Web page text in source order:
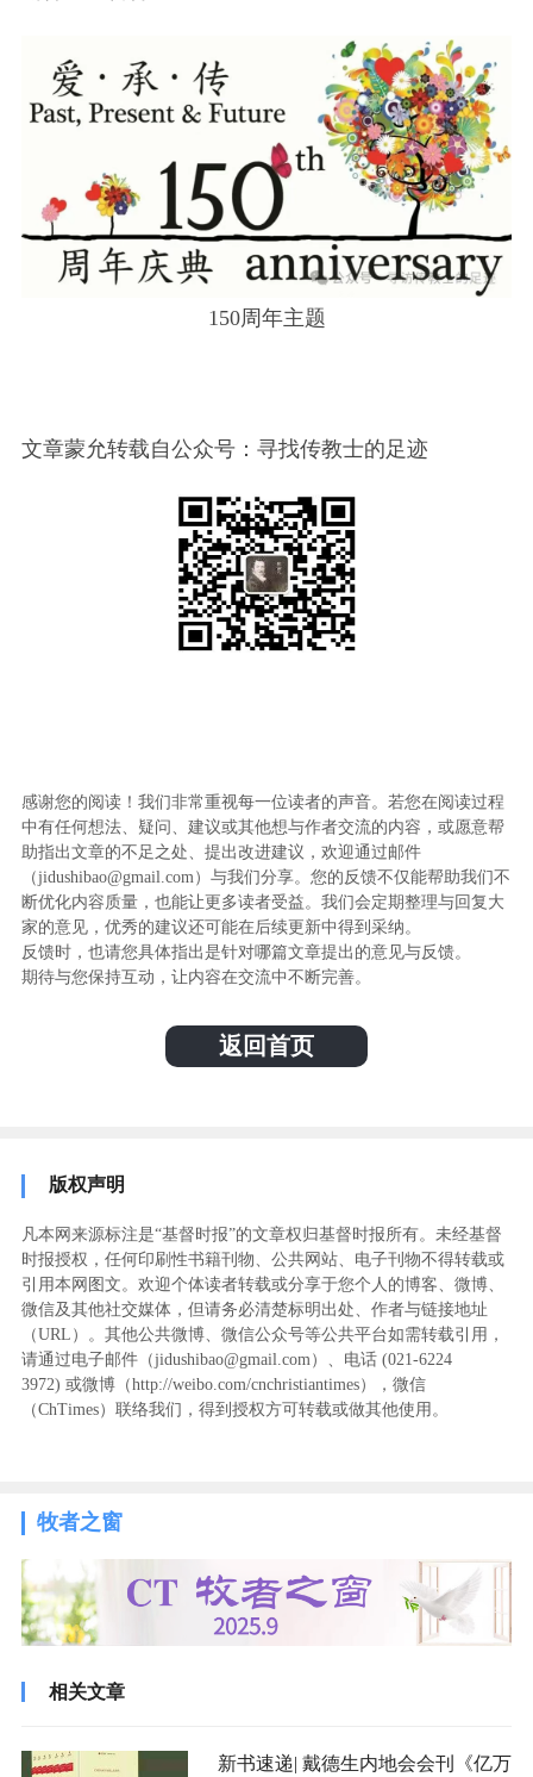
150周年主题
文章蒙允转载自公众号：寻找传教士的足迹
感谢您的阅读！我们非常重视每一位读者的声音。若您在阅读过程
中有任何想法、疑问、建议或其他想与作者交流的内容，或愿意帮
助指出文章的不足之处、提出改进建议，欢迎通过邮件
（jidushibao@gmail.com）与我们分享。您的反馈不仅能帮助我们不
断优化内容质量，也能让更多读者受益。我们会定期整理与回复大
家的意见，优秀的建议还可能在后续更新中得到采纳。
反馈时，也请您具体指出是针对哪篇文章提出的意见与反馈。
期待与您保持互动，让内容在交流中不断完善。
返回首页
版权声明
凡本网来源标注是“基督时报”的文章权归基督时报所有。未经基督
时报授权，任何印刷性书籍刊物、公共网站、电子刊物不得转载或
引用本网图文。欢迎个体读者转载或分享于您个人的博客、微博、
微信及其他社交媒体，但请务必清楚标明出处、作者与链接地址
（URL）。其他公共微博、微信公众号等公共平台如需转载引用，
请通过电子邮件（jidushibao@gmail.com）、电话 (021-6224
3972) ‬或微博（http://weibo.com/cnchristiantimes），微信
（ChTimes）联络我们，得到授权方可转载或做其他使用。
牧者之窗
相关文章
新书速递| 戴德生内地会会刊《亿万